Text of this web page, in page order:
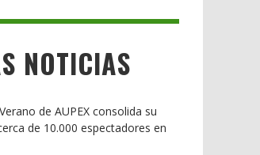
NOTICIAS
de AUPEX consolida su
de 10.000 espectadores en